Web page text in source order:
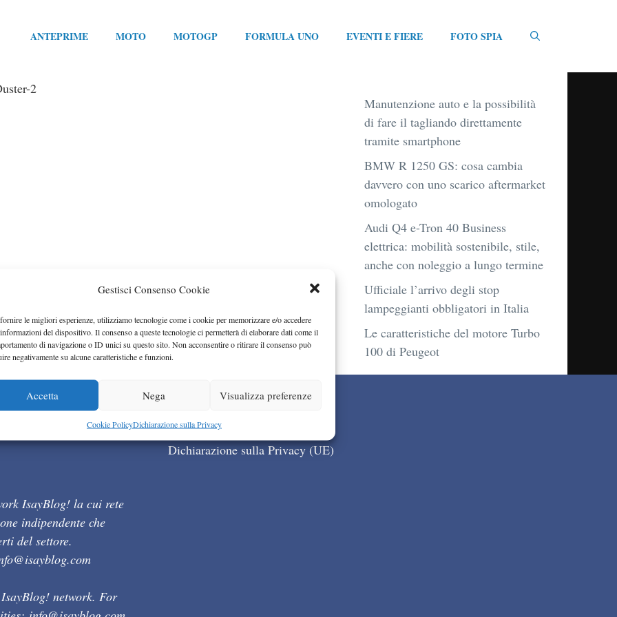
Gestisci Consenso Cookie
le migliori esperienze, utilizziamo tecnologie come i cookie per memorizzare e/o accedere
del dispositivo. Il consenso a queste tecnologie ci permetterà di elaborare dati come il
di navigazione o ID unici su questo sito. Non acconsentire o ritirare il consenso può
negativamente su alcune caratteristiche e funzioni.
Accetta Nega Visualizza preferenze
Cookie PolicyDichiarazione sulla Privacy
ANTEPRIME MOTO MOTOGP FORMULA UNO EVENTI E FIERE FOTO SPIA
2
Manutenzione auto e la possibilità
di fare il tagliando direttamente
tramite smartphone
BMW R 1250 GS: cosa cambia
davvero con uno scarico aftermarket
omologato
Audi Q4 e-Tron 40 Business
elettrica: mobilità sostenibile, stile,
anche con noleggio a lungo termine
Ufficiale l’arrivo degli stop
lampeggianti obbligatori in Italia
Le caratteristiche del motore Turbo
100 di Peugeot
IsayBlog! la cui rete
indipendente che
del settore.
network. For
Cookie Policy (UE)
Dichiarazione sulla Privacy (UE)